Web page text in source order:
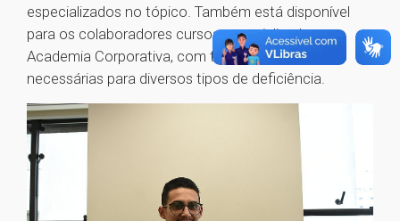
especializados no tópico. Também está disponível
para os colaboradores cursos especializados na
Academia Corporativa, com todas as adaptações
necessárias para diversos tipos de deficiência.